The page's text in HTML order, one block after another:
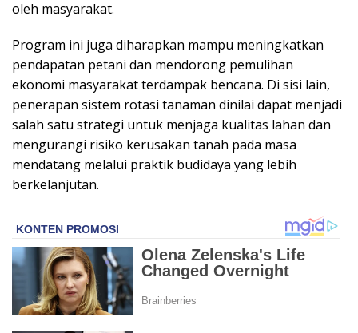
oleh masyarakat.
Program ini juga diharapkan mampu meningkatkan
pendapatan petani dan mendorong pemulihan
ekonomi masyarakat terdampak bencana. Di sisi lain,
penerapan sistem rotasi tanaman dinilai dapat menjadi
salah satu strategi untuk menjaga kualitas lahan dan
mengurangi risiko kerusakan tanah pada masa
mendatang melalui praktik budidaya yang lebih
berkelanjutan.